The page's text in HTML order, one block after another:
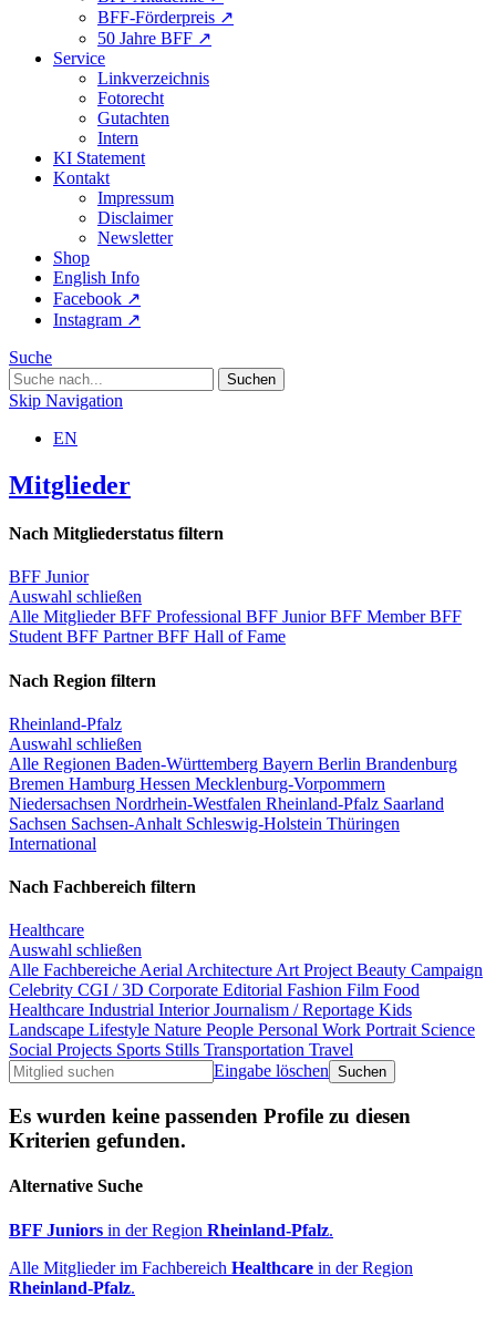
BFF-Förderpreis ↗︎
50 Jahre BFF ↗︎
Service
Linkverzeichnis
Fotorecht
Gutachten
Intern
KI Statement
Kontakt
Impressum
Disclaimer
Newsletter
Shop
English Info
Facebook ↗︎
Instagram ↗︎
Suche
Skip Navigation
EN
Mitglieder
Nach Mitgliederstatus filtern
BFF Junior
Auswahl schließen
Alle MitgliederBFF Professional BFF JuniorBFF MemberBFF
Student BFF PartnerBFF Hall of Fame
Nach Region filtern
Rheinland-Pfalz
Auswahl schließen
Alle Regionen Baden-Württemberg Bayern Berlin Brandenburg
Bremen Hamburg Hessen Mecklenburg-Vorpommern
Niedersachsen Nordrhein-Westfalen Rheinland-Pfalz Saarland
Sachsen Sachsen-Anhalt Schleswig-Holstein Thüringen
International
Nach Fachbereich filtern
Healthcare
Auswahl schließen
Alle Fachbereiche Aerial Architecture Art Project Beauty Campaign
Celebrity CGI / 3D Corporate Editorial Fashion Film Food
Healthcare Industrial InteriorJournalism / Reportage Kids
Landscape Lifestyle Nature People Personal Work Portrait Science
Social Projects Sports Stills Transportation Travel
Eingabe löschen
Es wurden keine passenden Profile zu diesen
Kriterien gefunden.
Alternative Suche
BFF Juniors in der Region Rheinland-Pfalz.
Alle Mitglieder im Fachbereich Healthcare in der Region
Rheinland-Pfalz.